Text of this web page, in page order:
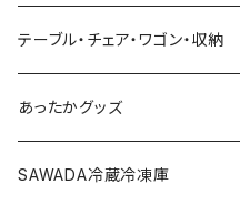
4~6名（M）
6~8名（L）
タープ
サイドウォール
ヘキサタープ
グランドシート
ルーフカバー
テーブル・チェア・ワゴン・収納
あったかグッズ
SAWADA冷蔵冷凍庫